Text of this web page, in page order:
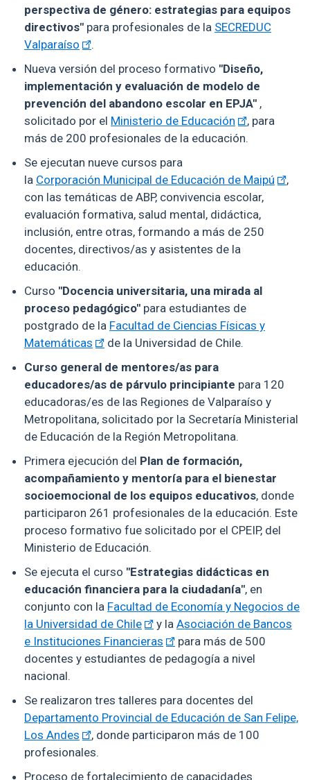
perspectiva de género: estrategias para equipos
directivos" para profesionales de la SECREDUC
Valparaíso
.
Nueva versión del proceso formativo "Diseño,
implementación y evaluación de modelo de
prevención del abandono escolar en EPJA" ,
solicitado por el Ministerio de Educación
, para
más de 200 profesionales de la educación.
Se ejecutan nueve cursos para
la Corporación Municipal de Educación de Maipú
,
con las temáticas de ABP, convivencia escolar,
evaluación formativa, salud mental, didáctica,
inclusión, entre otras, formando a más de 250
docentes, directivos/as y asistentes de la
educación.
Curso "Docencia universitaria, una mirada al
proceso pedagógico" para estudiantes de
postgrado de la Facultad de Ciencias Físicas y
Matemáticas
de la Universidad de Chile.
Curso general de mentores/as para
educadores/as de párvulo principiante para 120
educadoras/es de las Regiones de Valparaíso y
Metropolitana, solicitado por la Secretaría Ministerial
de Educación de la Región Metropolitana.
Primera ejecución del Plan de formación,
acompañamiento y mentoría para el bienestar
socioemocional de los equipos educativos, donde
participaron 261 profesionales de la educación. Este
proceso formativo fue solicitado por el CPEIP, del
Ministerio de Educación.
Se ejecuta el curso "Estrategias didácticas en
educación financiera para la ciudadanía", en
conjunto con la Facultad de Economía y Negocios de
la Universidad de Chile
y la Asociación de Bancos
e Instituciones Financieras
para más de 500
docentes y estudiantes de pedagogía a nivel
nacional.
Se realizaron tres talleres para docentes del
Departamento Provincial de Educación de San Felipe,
Los Andes
, donde participaron más de 100
profesionales.
Proceso de fortalecimiento de capacidades